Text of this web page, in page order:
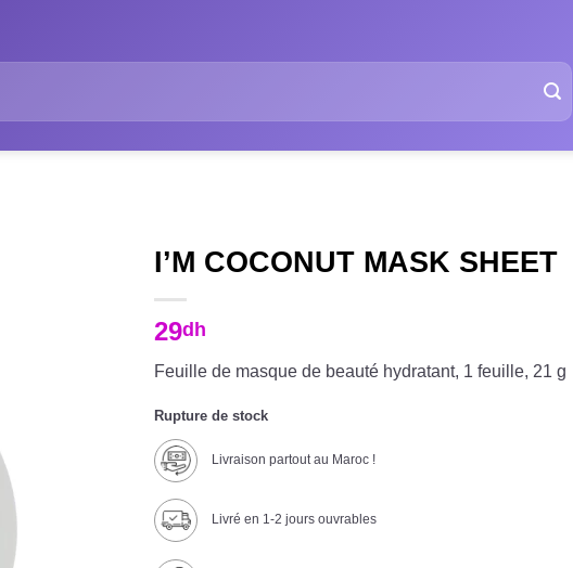
I’M COCONUT MASK SHEET
29dh
Feuille de masque de beauté hydratant, 1 feuille, 21 g
Rupture de stock
Livraison partout au Maroc !
Livré en 1-2 jours ouvrables